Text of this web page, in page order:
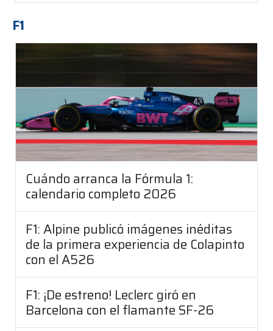
F1
Cuándo arranca la Fórmula 1:
calendario completo 2026
F1: Alpine publicó imágenes inéditas
de la primera experiencia de Colapinto
con el A526
F1: ¡De estreno! Leclerc giró en
Barcelona con el flamante SF-26